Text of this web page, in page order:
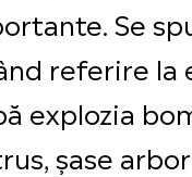
Se
referire la
explozia
șase